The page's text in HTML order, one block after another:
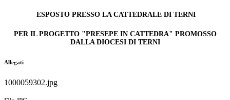
ESPOSTO PRESSO LA CATTEDRALE DI TERNI
PER IL PROGETTO "PRESEPE IN CATTEDRA" PROMOSSO
DALLA DIOCESI DI TERNI
Allegati
1000059302.jpg